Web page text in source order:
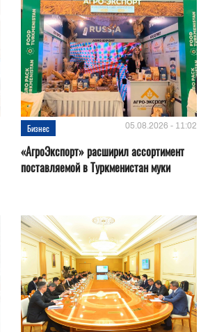
Бизнес 05.08.2026 - 11:02
«АгроЭкспорт» расширил ассортимент
поставляемой в Туркменистан муки